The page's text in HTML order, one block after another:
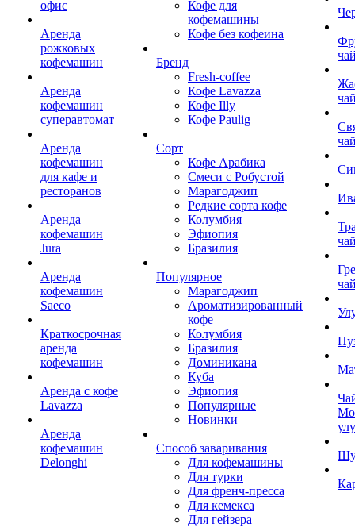
офис
Аренда
рожковых
кофемашин
Аренда
кофемашин
суперавтомат
Аренда
кофемашин
для кафе и
ресторанов
Аренда
кофемашин
Jura
Аренда
кофемашин
Saeco
Краткосрочная
аренда
кофемашин
Аренда с кофе
Lavazza
Аренда
кофемашин
Delonghi
Кофе для
кофемашины
Кофе без кофеина
Бренд
Fresh-coffee
Кофе Lavazza
Кофе Illy
Кофе Paulig
Сорт
Кофе Арабика
Смеси с Робустой
Марагоджип
Редкие сорта кофе
Колумбия
Эфиопия
Бразилия
Популярное
Марагоджип
Ароматизированный
кофе
Колумбия
Бразилия
Доминикана
Куба
Эфиопия
Популярные
Новинки
Способ заваривания
Для кофемашины
Для турки
Для френч-пресса
Для кемекса
Для гейзера
Шу